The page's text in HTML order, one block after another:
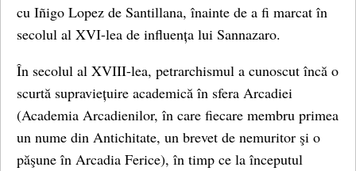
cu Iñigo Lopez de Santillana, înainte de a fi marcat în
secolul al XVI-lea de influența lui Sannazaro.
În secolul al XVIII-lea, petrarchismul a cunoscut încă o
scurtă supraviețuire academică în sfera Arcadiei
(Academia Arcadienilor, în care fiecare membru primea
un nume din Antichitate, un brevet de nemuritor şi o
păşune în Arcadia Ferice), în timp ce la începutul